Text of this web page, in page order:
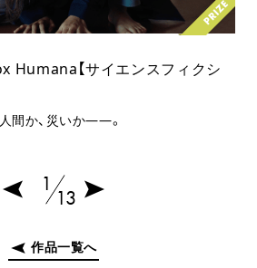
Humana【サイエンスフィクシ
間か、災いか――。
1
13
作品一覧へ